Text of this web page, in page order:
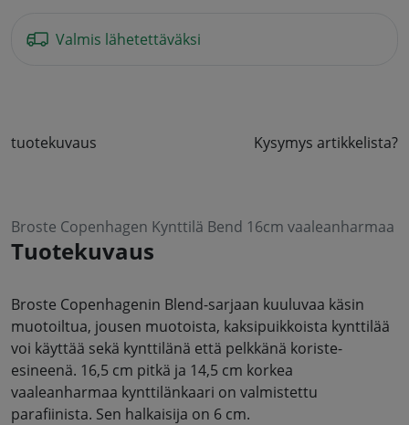
Valmis lähetettäväksi
tuotekuvaus Kysymys artikkelista?
Broste Copenhagen Kynttilä Bend 16cm vaaleanharmaa
Tuotekuvaus
Broste Copenhagenin Blend-sarjaan kuuluvaa käsin
muotoiltua, jousen muotoista, kaksipuikkoista kynttilää
voi käyttää sekä kynttilänä että pelkkänä koriste-
esineenä. 16,5 cm pitkä ja 14,5 cm korkea
vaaleanharmaa kynttilänkaari on valmistettu
parafiinista. Sen halkaisija on 6 cm.